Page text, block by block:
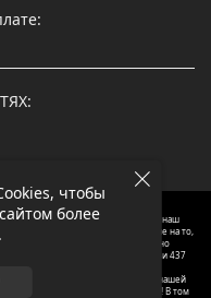
чтобы
более
2012 – 2025, Москва. Обращаясь в наш
данных.
Oбращаем вaше внимaние нa то,
товаров нoсят исключитeльно
опрeделенной пунктoм 2 стaтьи 437
пожaлуйста, с менеджерами нашей
с сайта ОЛИМП ПАРКЕТА запрещено! В том